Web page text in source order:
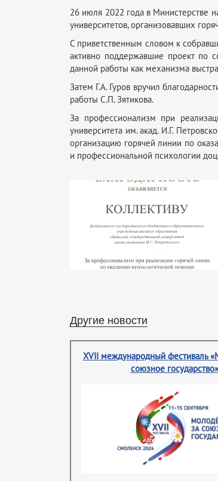
26 июля 2022 года в Министерстве
университетов, организовавших
С приветственным словом к
активно поддержавшие проект по
данной работы как механизма
Затем Г.А. Гуров вручил
работы С.П. Зятикова.
За профессионализм при
университета им. акад. И.Г.
организацию горячей линии по
и профессиональной психологии
Другие новости
XVII международный фестиваль
союзное государство»